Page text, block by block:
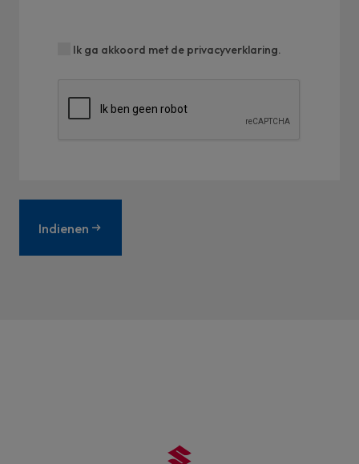
Ik ga akkoord met de privacyverklaring.
Indienen